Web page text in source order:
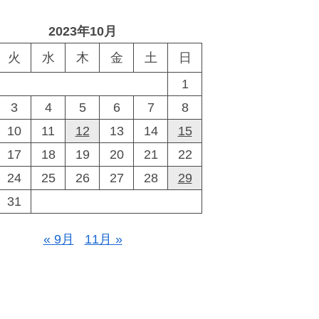
2023年10月
火 水 木 金 土
日
1
3 4 5 6 7
8
10 11 12 13 14
15
17 18 19 20 21
22
24 25 26 27 28
29
31
« 9月 11月 »